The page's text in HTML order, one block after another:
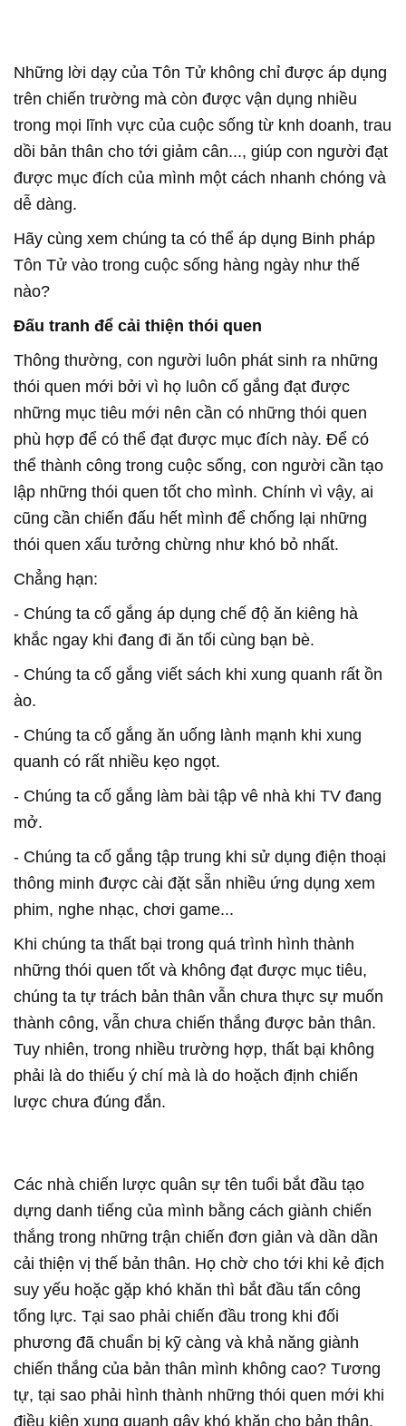
Những lời dạy của Tôn Tử không chỉ được áp dụng
trên chiến trường mà còn được vận dụng nhiều
trong mọi lĩnh vực của cuộc sống từ knh doanh, trau
dồi bản thân cho tới giảm cân..., giúp con người đạt
được mục đích của mình một cách nhanh chóng và
dễ dàng.
Hãy cùng xem chúng ta có thể áp dụng Binh pháp
Tôn Tử vào trong cuộc sống hàng ngày như thế
nào?
Đấu tranh để cải thiện thói quen
Thông thường, con người luôn phát sinh ra những
thói quen mới bởi vì họ luôn cố gắng đạt được
những mục tiêu mới nên cần có những thói quen
phù hợp để có thể đạt được mục đích này. Để có
thể thành công trong cuộc sống, con người cần tạo
lập những thói quen tốt cho mình. Chính vì vậy, ai
cũng cần chiến đấu hết mình để chống lại những
thói quen xấu tưởng chừng như khó bỏ nhất.
Chẳng hạn:
- Chúng ta cố gắng áp dụng chế độ ăn kiêng hà
khắc ngay khi đang đi ăn tối cùng bạn bè.
- Chúng ta cố gắng viết sách khi xung quanh rất ồn
ào.
- Chúng ta cố gắng ăn uống lành mạnh khi xung
quanh có rất nhiều kẹo ngọt.
- Chúng ta cố gắng làm bài tập vê nhà khi TV đang
mở.
- Chúng ta cố gắng tập trung khi sử dụng điện thoại
thông minh được cài đặt sẵn nhiều ứng dụng xem
phim, nghe nhạc, chơi game...
Khi chúng ta thất bại trong quá trình hình thành
những thói quen tốt và không đạt được mục tiêu,
chúng ta tự trách bản thân vẫn chưa thực sự muốn
thành công, vẫn chưa chiến thắng được bản thân.
Tuy nhiên, trong nhiều trường hợp, thất bại không
phải là do thiếu ý chí mà là do hoặch định chiến
lược chưa đúng đắn.
Các nhà chiến lược quân sự tên tuổi bắt đầu tạo
dựng danh tiếng của mình bằng cách giành chiến
thắng trong những trận chiến đơn giản và dần dần
cải thiện vị thế bản thân. Họ chờ cho tới khi kẻ địch
suy yếu hoặc gặp khó khăn thì bắt đầu tấn công
tổng lực. Tại sao phải chiến đầu trong khi đối
phương đã chuẩn bị kỹ càng và khả năng giành
chiến thắng của bản thân mình không cao? Tương
tự, tại sao phải hình thành những thói quen mới khi
điều kiện xung quanh gây khó khăn cho bản thân.